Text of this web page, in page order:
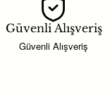
magnet modelleri
Güvenli Alışveriş
Güvenli Alışveriş